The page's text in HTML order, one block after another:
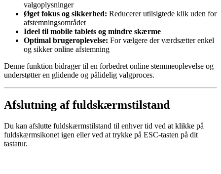
valgoplysninger
Øget fokus og sikkerhed: Reducerer utilsigtede klik uden for
afstemningsområdet
Ideel til mobile tablets og mindre skærme
Optimal brugeroplevelse: For vælgere der værdsætter enkel
og sikker online afstemning
Denne funktion bidrager til en forbedret online stemmeoplevelse og
understøtter en glidende og pålidelig valgproces.
Afslutning af fuldskærmstilstand
Du kan afslutte fuldskærmstilstand til enhver tid ved at klikke på
fuldskærmsikonet igen eller ved at trykke på ESC-tasten på dit
tastatur.